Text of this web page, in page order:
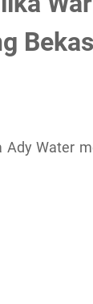
Water